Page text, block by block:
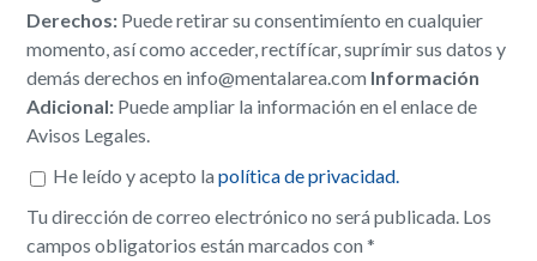
Derechos: Puede retirar su consentimíento en cualquier
momento, así como acceder, rectífícar, suprímir sus datos y
demás derechos en info@mentalarea.com Información
Adicional: Puede ampliar la información en el enlace de
Avisos Legales.
He leído y acepto lapolítica de privacidad.
Tu dirección de correo electrónico no será publicada. Los
campos obligatorios están marcados con*